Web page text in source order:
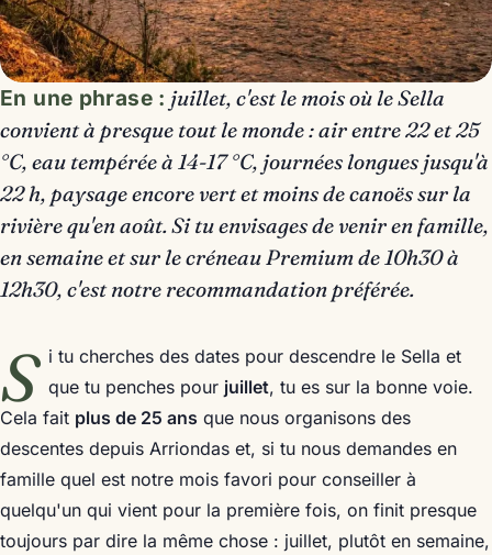
En une phrase : juillet, c'est le mois où le Sella
convient à presque tout le monde : air entre 22 et 25
°C, eau tempérée à 14-17 °C, journées longues jusqu'à
22 h, paysage encore vert et moins de canoës sur la
rivière qu'en août. Si tu envisages de venir en famille,
en semaine et sur le créneau Premium de 10h30 à
12h30, c'est notre recommandation préférée.
S i tu cherches des dates pour descendre le Sella et
que tu penches pour juillet, tu es sur la bonne voie.
Cela fait plus de 25 ans que nous organisons des
descentes depuis Arriondas et, si tu nous demandes en
famille quel est notre mois favori pour conseiller à
quelqu'un qui vient pour la première fois, on finit presque
toujours par dire la même chose : juillet, plutôt en semaine,